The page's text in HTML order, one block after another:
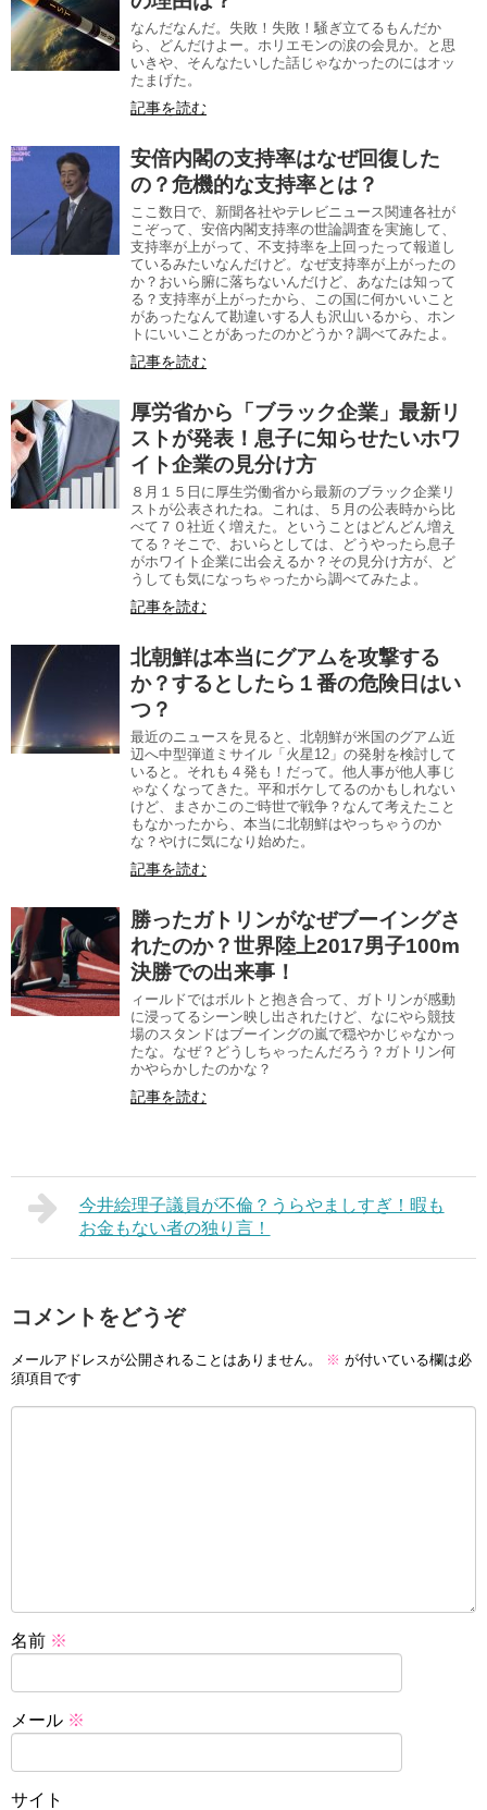
なんだなんだ。失敗！失敗！騒ぎ立てるもんだか
ら、どんだけよー。ホリエモンの涙の会見か。と思
いきや、そんなたいした話じゃなかったのにはオッ
たまげた。
記事を読む
安倍内閣の支持率はなぜ回復した
の？危機的な支持率とは？
ここ数日で、新聞各社やテレビニュース関連各社が
こぞって、安倍内閣支持率の世論調査を実施して、
支持率が上がって、不支持率を上回ったって報道し
ているみたいなんだけど。なぜ支持率が上がったの
か？おいら腑に落ちないんだけど、あなたは知って
る？支持率が上がったから、この国に何かいいこと
があったなんて勘違いする人も沢山いるから、ホン
トにいいことがあったのかどうか？調べてみたよ。
記事を読む
厚労省から「ブラック企業」最新リ
ストが発表！息子に知らせたいホワ
イト企業の見分け方
８月１５日に厚生労働省から最新のブラック企業リ
ストが公表されたね。これは、５月の公表時から比
べて７０社近く増えた。ということはどんどん増え
てる？そこで、おいらとしては、どうやったら息子
がホワイト企業に出会えるか？その見分け方が、ど
うしても気になっちゃったから調べてみたよ。
記事を読む
北朝鮮は本当にグアムを攻撃する
か？するとしたら１番の危険日はい
つ？
最近のニュースを見ると、北朝鮮が米国のグアム近
辺へ中型弾道ミサイル「火星12」の発射を検討して
いると。それも４発も！だって。他人事が他人事じ
ゃなくなってきた。平和ボケしてるのかもしれない
けど、まさかこのご時世で戦争？なんて考えたこと
もなかったから、本当に北朝鮮はやっちゃうのか
な？やけに気になり始めた。
記事を読む
勝ったガトリンがなぜブーイングさ
れたのか？世界陸上2017男子100m
決勝での出来事！
ィールドではボルトと抱き合って、ガトリンが感動
に浸ってるシーン映し出されたけど、なにやら競技
場のスタンドはブーイングの嵐で穏やかじゃなかっ
たな。なぜ？どうしちゃったんだろう？ガトリン何
かやらかしたのかな？
記事を読む
今井絵理子議員が不倫？うらやましすぎ！暇も
お金もない者の独り言！
コメントをどうぞ
メールアドレスが公開されることはありません。 ※ が付いている欄は必
須項目です
名前 ※
メール ※
サイト